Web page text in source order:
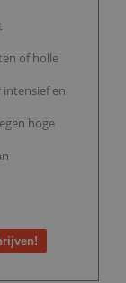
of holle
en
hoge